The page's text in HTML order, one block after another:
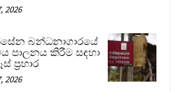
2026
බන්ධනාගාරයේ
පාලනය කිරීම සඳහා
ප්‍රහාර
2026